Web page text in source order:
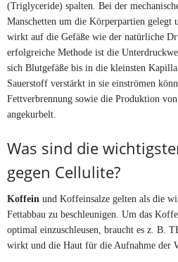
(Triglyceride) spalten. Bei der
Manschetten um die Körperpartien
wirkt auf die Gefäße wie der natürliche
erfolgreiche Methode ist die
sich Blutgefäße bis in die kleinsten
Sauerstoff verstärkt in sie einströmen
Fettverbrennung sowie die Produktion
angekurbelt.
Was sind die
gegen Cellulite?
Koffein und Koffeinsalze gelten als die
Fettabbau zu beschleunigen. Um das
optimal einzuschleusen, braucht es z. B.
wirkt und die Haut für die Aufnahme der